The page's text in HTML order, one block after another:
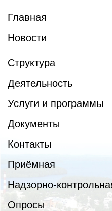
Главная
Новости
Структура
Деятельность
Услуги и программы
Документы
Контакты
Приёмная
Надзорно-
Опросы